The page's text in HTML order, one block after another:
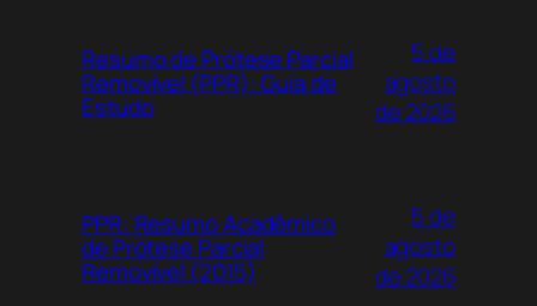
Resumo de Prótese Parcial
Removível (PPR): Guia de
Estudo
5 de
agosto
de 2026
PPR: Resumo Acadêmico
de Prótese Parcial
Removível (2015)
5 de
agosto
de 2026